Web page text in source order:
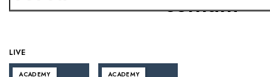
LIVE
ACADEMY
ACADEMY